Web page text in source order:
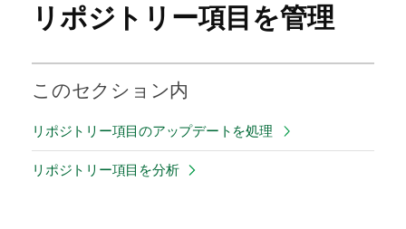
リポジトリー項目を管理
このセクション内
リポジトリー項目のアップデートを処理
リポジトリー項目を分析